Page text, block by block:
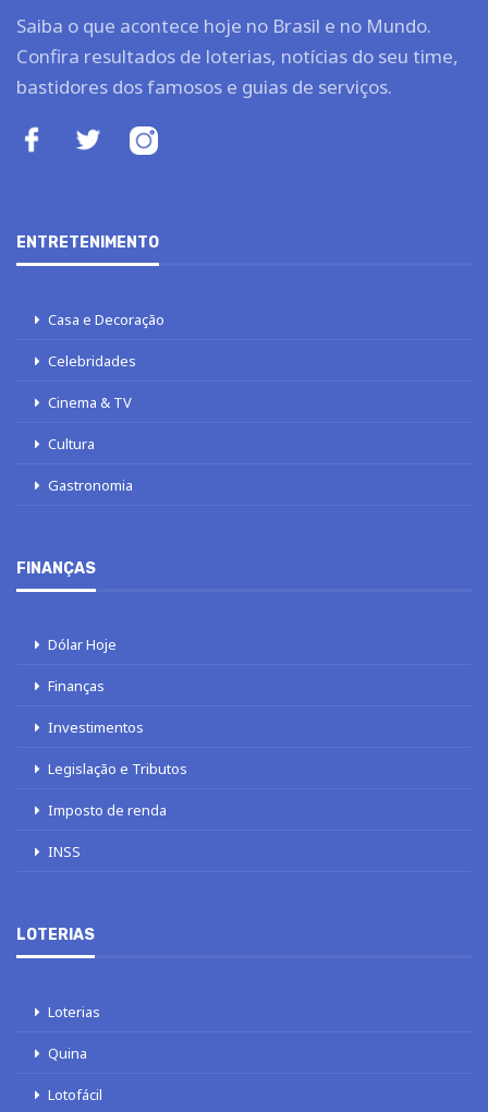
Saiba o que acontece hoje no Brasil e no Mundo.
Confira resultados de loterias, notícias do seu time,
bastidores dos famosos e guias de serviços.
ENTRETENIMENTO
Casa e Decoração
Celebridades
Cinema & TV
Cultura
Gastronomia
FINANÇAS
Dólar Hoje
Finanças
Investimentos
Legislação e Tributos
Imposto de renda
INSS
LOTERIAS
Loterias
Quina
Lotofácil